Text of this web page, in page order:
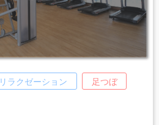
リラクゼーション 足つぼ